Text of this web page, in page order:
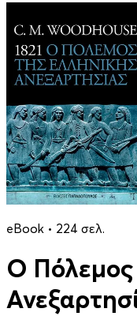
eBook • 224 σελ.
Ο Πόλεμος